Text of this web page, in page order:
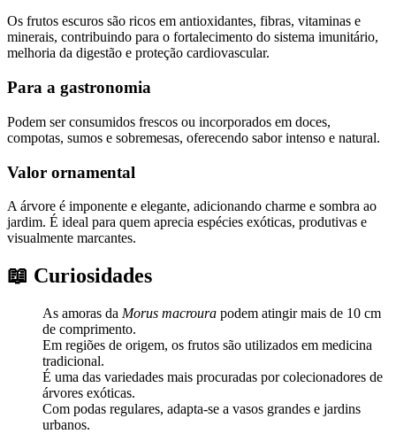
Os frutos escuros são ricos em antioxidantes, fibras, vitaminas e
minerais, contribuindo para o fortalecimento do sistema imunitário,
melhoria da digestão e proteção cardiovascular.
Para a gastronomia
Podem ser consumidos frescos ou incorporados em doces,
compotas, sumos e sobremesas, oferecendo sabor intenso e natural.
Valor ornamental
A árvore é imponente e elegante, adicionando charme e sombra ao
jardim. É ideal para quem aprecia espécies exóticas, produtivas e
visualmente marcantes.
📖 Curiosidades
As amoras da Morus macroura podem atingir mais de 10 cm
de comprimento.
Em regiões de origem, os frutos são utilizados em medicina
tradicional.
É uma das variedades mais procuradas por colecionadores de
árvores exóticas.
Com podas regulares, adapta-se a vasos grandes e jardins
urbanos.